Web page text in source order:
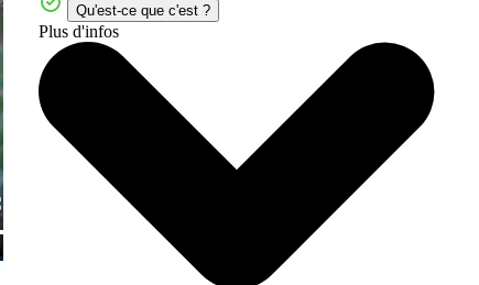
Qu'est-ce que c'est ?
Plus d'infos